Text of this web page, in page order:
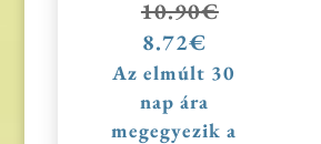
10.90€
Original
price
was:
10.90€.
8.72€Current
price
is:
8.72€.
Az elmúlt 30
nap ára
megegyezik a